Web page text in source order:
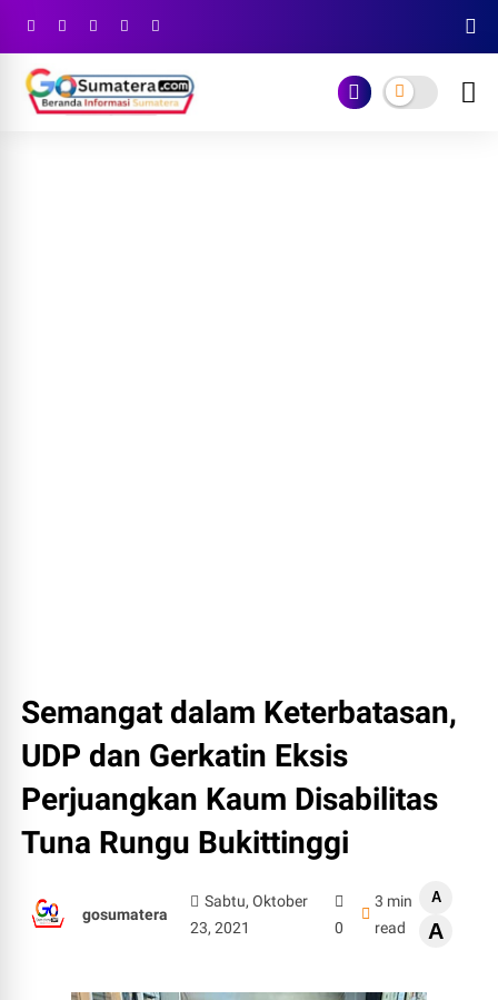
Semangat dalam Keterbatasan,
UDP dan Gerkatin Eksis
Perjuangkan Kaum Disabilitas
Tuna Rungu Bukittinggi
gosumatera
Sabtu, Oktober
23, 2021
0
3 min
read
A
A